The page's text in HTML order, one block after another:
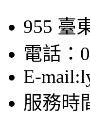
955 臺
電話：
E-
服務時